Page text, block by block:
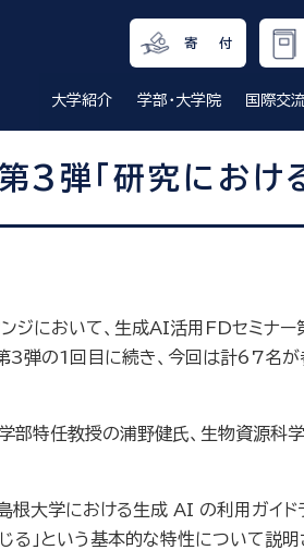
寄 付
大学紹介 学部・大学院 国際交
弾「研究におけ
において、生成AI活用FDセミナー
の1回目に続き、今回は計67名が参
学部特任教授の浦野健氏、生物資
大学における生成 AI の利用ガイド
る」という基本的な特性について説